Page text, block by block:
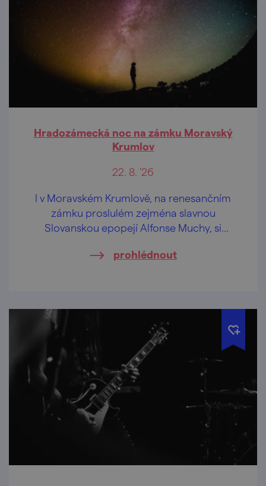
Hradozámecká noc na zámku Moravský
Krumlov
22. 8. '26
I v Moravském Krumlově, na renesančním
zámku proslulém zejména slavnou
Slovanskou epopejí Alfonse Muchy, si
památkových objektů po celé republice až
prohlédnout